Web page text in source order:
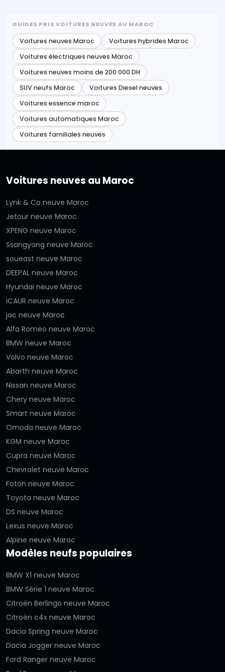
GUIDES PRIX VOITURES NEUVES AU MAROC
Voitures neuves Maroc
Voitures hybrides Maroc
Voitures électriques neuves Maroc
Voitures neuves moins de 200 000 DH
SUV neufs Maroc
Voitures Diesel neuves
Voitures essence maroc
Voitures automatiques Maroc
Voitures familiales neuves
Voitures neuves au Maroc
Lynk & Co neuve Maroc
Jetour neuve Maroc
XPENG neuve Maroc
Ssangyong neuve Maroc
soueast neuve Maroc
DEEPAL neuve Maroc
Hyundai neuve Maroc
iCAUR neuve Maroc
jac neuve Maroc
Alfa Romeo neuve Maroc
BMW neuve Maroc
Volvo neuve Maroc
Abarth neuve Maroc
Nissan neuve Maroc
Chery neuve Maroc
Smart neuve Maroc
Omoda neuve Maroc
KGM neuve Maroc
Cupra neuve Maroc
Chevrolet neuve Maroc
Foton neuve Maroc
Toyota neuve Maroc
DS neuve Maroc
Lexus neuve Maroc
Alpine neuve Maroc
Modèles neufs populaires
BMW X1 neuve Maroc
BMW Série 1 neuve Maroc
Citroën Berlingo neuve Maroc
Citroën c4x neuve Maroc
Dacia Spring neuve Maroc
Dacia Jogger neuve Maroc
Ford Ranger neuve Maroc